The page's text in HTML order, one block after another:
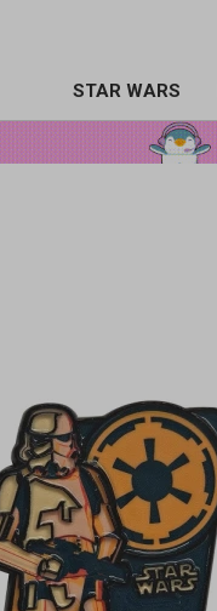
STAR WARS